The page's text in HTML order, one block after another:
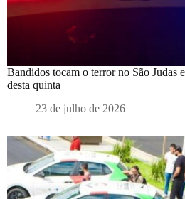
Bandidos tocam o terror no São Judas
desta quinta
23 de julho de 2026